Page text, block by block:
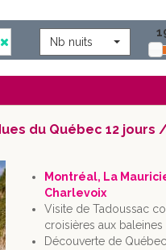
Nb nuits
du Québec 12 jours
Montréal, La
Charlevoix
Visite de Tadoussac
croisières aux baleines
Découverte de